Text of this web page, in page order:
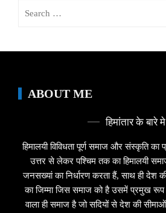
ABOUT ME
हिमांतार के बारे मे
हिमालयी विविधता पूर्ण समाज और संस्कृति का
उत्तर से लेकर पश्चिम तक का हिमालयी
जनसख्यां का निर्धारण करता हैं, साथ ही देश
का जिम्मा जिस समाज को है उसमें प्रमुख रूप
वाला ही समाज है जो सदियों से देश की